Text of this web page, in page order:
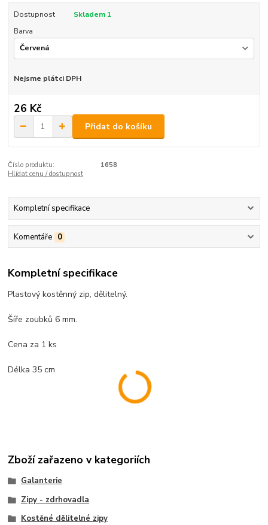
Dostupnost
Skladem 1
Barva
Nejsme plátci DPH
26 Kč
Přidat do košíku
Číslo produktu:
1658
Hlídat cenu / dostupnost
Kompletní specifikace
Komentáře 0
Kompletní specifikace
Plastový kostěnný zip, dělitelný.
Šíře zoubků 6 mm.
Cena za 1 ks
Délka 35 cm
Zboží zařazeno v kategoriích
Galanterie
Zipy - zdrhovadla
Kostěné dělitelné zipy